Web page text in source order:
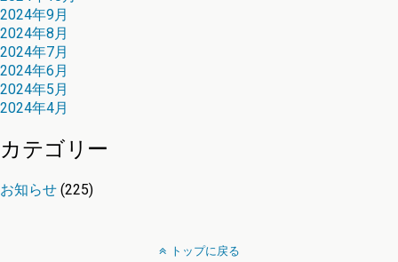
2024年9月
2024年8月
2024年7月
2024年6月
2024年5月
2024年4月
カテゴリー
お知らせ (225)
トップに戻る